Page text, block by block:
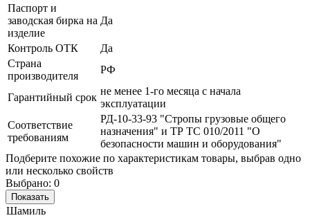
Паспорт и
заводская бирка на
изделие
Да
Контроль ОТК
Да
Страна
производителя
РФ
Гарантийный срок
не менее 1-го месяца с начала
эксплуатации
Соответствие
требованиям
РД-10-33-93 "Стропы грузовые общего
назначения" и ТР ТС 010/2011 "О
безопасности машин и оборудования"
Подберите похожие по характеристикам товары, выбрав одно
или несколько свойств
Выбрано: 0
Показать
Шамиль